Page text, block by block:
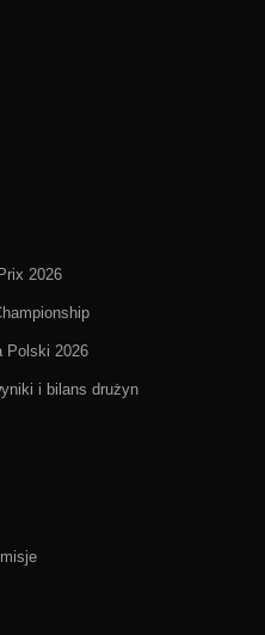
2026
Polski 2026
i bilans drużyn